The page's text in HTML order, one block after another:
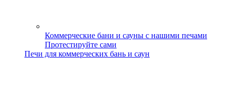
Коммерческие бани и сауны с нашими печами
Протестируйте сами
Печи для коммерческих бань и саун